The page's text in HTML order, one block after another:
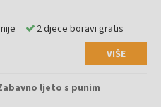
VIŠE
2 djece boravi gratis
ljeto s punim